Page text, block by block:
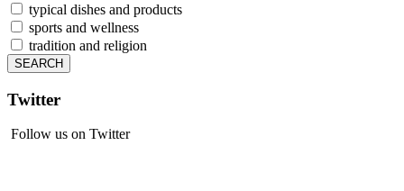
typical dishes and products
sports and wellness
tradition and religion
Twitter
Follow us on Twitter